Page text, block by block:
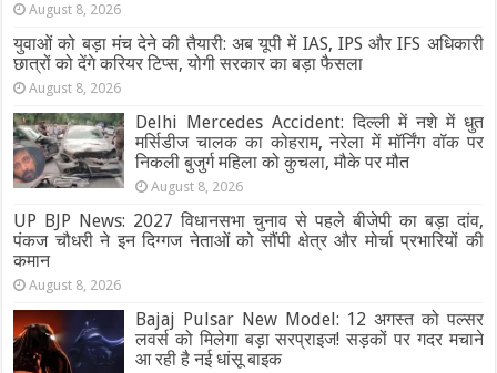
August 8, 2026
युवाओं को बड़ा मंच देने की तैयारी: अब यूपी में IAS, IPS और IFS अधिकारी
छात्रों को देंगे करियर टिप्स, योगी सरकार का बड़ा फैसला
August 8, 2026
Delhi Mercedes Accident: दिल्ली में नशे में धुत
मर्सिडीज चालक का कोहराम, नरेला में मॉर्निंग वॉक पर
निकली बुजुर्ग महिला को कुचला, मौके पर मौत
August 8, 2026
UP BJP News: 2027 विधानसभा चुनाव से पहले बीजेपी का बड़ा दांव,
पंकज चौधरी ने इन दिग्गज नेताओं को सौंपी क्षेत्र और मोर्चा प्रभारियों की
कमान
August 8, 2026
Bajaj Pulsar New Model: 12 अगस्त को पल्सर
लवर्स को मिलेगा बड़ा सरप्राइज! सड़कों पर गदर मचाने
आ रही है नई धांसू बाइक